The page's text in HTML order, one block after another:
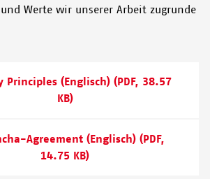
Werte wir unserer Arbeit zugrunde
Principles (Englisch) (PDF, 38.57
KB)
Agreement (Englisch) (PDF,
14.75 KB)